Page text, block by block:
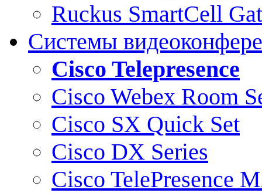
Ruckus SmartCell
Системы
Cisco Telepresence
Cisco Webex Room
Cisco SX Quick Set
Cisco DX Series
Cisco TelePresence